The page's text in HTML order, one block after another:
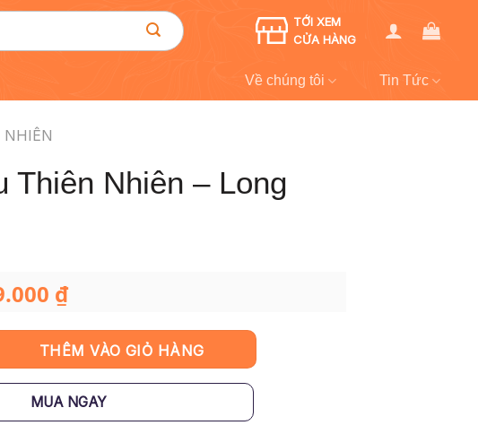
TỚI XEM
CỬA HÀNG
Về chúng tôi Tin Tức
Thiên Nhiên – Long
₫
– Long Não số lượng
THÊM VÀO GIỎ HÀNG
MUA NGAY